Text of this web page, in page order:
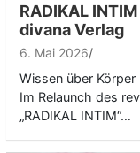
RADIKAL
divana Verlag
6. Mai 2026
Wissen über
Im Relaunch des
„RADIKAL INTIM“…